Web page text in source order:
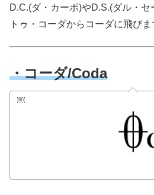
D.C.(ダ・カーポ)やD.S.(ダル・セ
トゥ・コーダからコーダに飛びま
・コーダ/Coda
￼